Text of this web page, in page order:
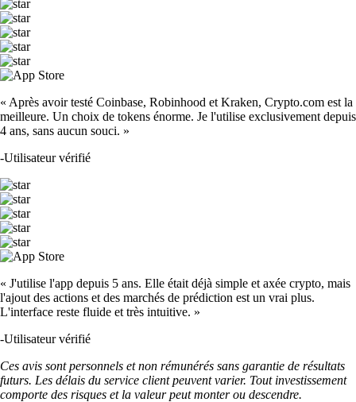
« Après avoir testé Coinbase, Robinhood et Kraken, Crypto.com est la
meilleure. Un choix de tokens énorme. Je l'utilise exclusivement depuis
4 ans, sans aucun souci. »
-Utilisateur vérifié
« J'utilise l'app depuis 5 ans. Elle était déjà simple et axée crypto, mais
l'ajout des actions et des marchés de prédiction est un vrai plus.
L'interface reste fluide et très intuitive. »
-Utilisateur vérifié
Ces avis sont personnels et non rémunérés sans garantie de résultats
futurs. Les délais du service client peuvent varier. Tout investissement
comporte des risques et la valeur peut monter ou descendre.